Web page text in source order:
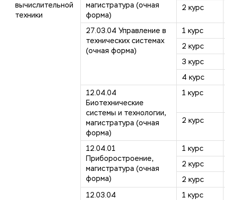
вычислительной
техники
магистратура (очная
форма)
2 курс
27.03.04 Управление в
технических системах
(очная форма)
1 курс
2 курс
3 курс
4 курс
12.04.04
Биотехнические
системы и технологии,
магистратура (очная
форма)
1 курс
2 курс
12.04.01
Приборостроение,
магистратура (очная
форма)
1 курс
2 курс
2 курс
12.03.04
1 курс